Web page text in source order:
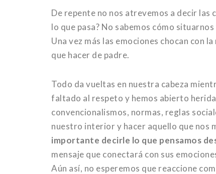
De repente no nos atrevemos a decir las
lo que pasa? No sabemos cómo
Una vez más las emociones chocan con
que hacer de padre.
Todo da vueltas en nuestra cabeza
faltado al respeto y hemos abierto
convencionalismos, normas, reglas
nuestro interior y hacer aquello que nos
importante decirle lo que pensamos
mensaje que conectará con sus
Aún así, no esperemos que reaccione